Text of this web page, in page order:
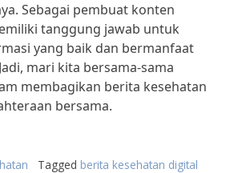
Sebagai pembuat konten
tanggung jawab untuk
yang baik dan bermanfaat
mari kita bersama-sama
membagikan berita kesehatan
bersama.
Tagged berita kesehatan digital